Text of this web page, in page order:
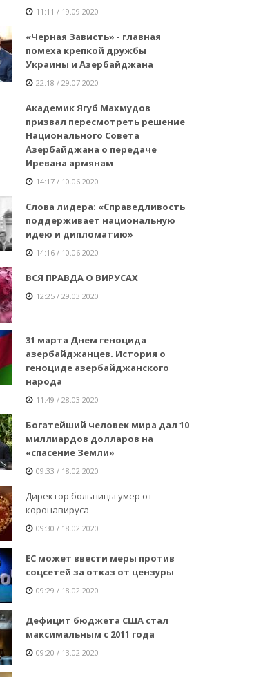
11:11 / 19.09.2020
«Черная Зависть» - главная
помеха крепкой дружбы
Украины и Азербайджана
22:18 / 29.07.2020
Академик Ягуб Махмудов
призвал пересмотреть решение
Национального Совета
Азербайджана о передаче
Иревана армянам
14:17 / 10.06.2020
Слова лидера: «Справедливость
поддерживает национальную
идею и дипломатию»
14:16 / 10.06.2020
ВСЯ ПРАВДА О ВИРУСАХ
12:25 / 29.03.2020
31 марта Днем геноцида
азербайджанцев. История о
геноциде азербайджанского
народа
11:49 / 28.03.2020
Богатейший человек мира дал 10
миллиардов долларов на
«спасение Земли»
09:33 / 18.02.2020
Директор больницы умер от
коронавируса
09:30 / 18.02.2020
ЕС может ввести меры против
соцсетей за отказ от цензуры
09:29 / 18.02.2020
Дефицит бюджета США стал
максимальным с 2011 года
09:20 / 13.02.2020